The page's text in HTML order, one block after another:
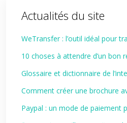
Actualités du site
WeTransfer : l’outil idéal pour
10 choses à attendre d’un bon
Glossaire et dictionnaire de
Comment créer une brochure
Paypal : un mode de paiement